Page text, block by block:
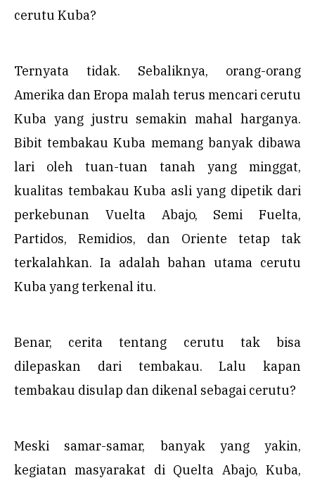
cerutu Kuba?
Ternyata tidak. Sebaliknya, orang-orang
Amerika dan Eropa malah terus mencari cerutu
Kuba yang justru semakin mahal harganya.
Bibit tembakau Kuba memang banyak dibawa
lari oleh tuan-tuan tanah yang minggat,
kualitas tembakau Kuba asli yang dipetik dari
perkebunan Vuelta Abajo, Semi Fuelta,
Partidos, Remidios, dan Oriente tetap tak
terkalahkan. Ia adalah bahan utama cerutu
Kuba yang terkenal itu.
Benar, cerita tentang cerutu tak bisa
dilepaskan dari tembakau. Lalu kapan
tembakau disulap dan dikenal sebagai cerutu?
Meski samar-samar, banyak yang yakin,
kegiatan masyarakat di Quelta Abajo, Kuba,